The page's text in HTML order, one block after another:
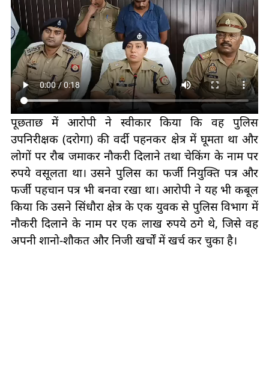
पूछताछ में आरोपी ने स्वीकार किया कि वह पुलिस
उपनिरीक्षक (दरोगा) की वर्दी पहनकर क्षेत्र में घूमता था और
लोगों पर रौब जमाकर नौकरी दिलाने तथा चेकिंग के नाम पर
रुपये वसूलता था। उसने पुलिस का फर्जी नियुक्ति पत्र और
फर्जी पहचान पत्र भी बनवा रखा था। आरोपी ने यह भी कबूल
किया कि उसने सिंधौरा क्षेत्र के एक युवक से पुलिस विभाग में
नौकरी दिलाने के नाम पर एक लाख रुपये ठगे थे, जिसे वह
अपनी शानो-शौकत और निजी खर्चों में खर्च कर चुका है।